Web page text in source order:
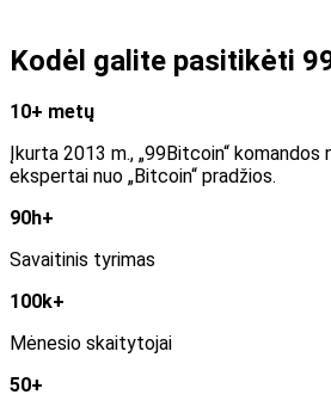
Kodėl galite pasitikėti
10+ metų
Įkurta 2013 m., „99Bitcoin“
ekspertai nuo „Bitcoin“ pradžios.
90h+
Savaitinis tyrimas
100k+
Mėnesio skaitytojai
50+